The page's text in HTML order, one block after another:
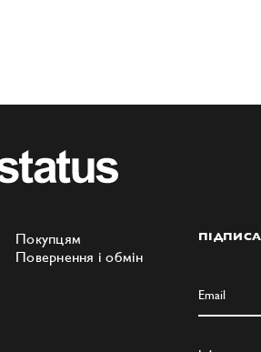
Покупцям
Повернення і обмін